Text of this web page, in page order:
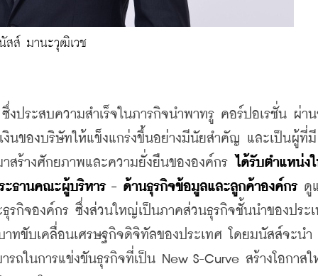
สส์ มานะวุฒิเวช
ประสบความสำเร็จในภารกิจนำพาทรู คอร์ปอเรชั่น ผ่าน
นของบริษัทให้แข็งแกร่งขึ้นอย่างมีนัยสำคัญ และเป็นผู้ที่มี
สร้างศักยภาพและความยั่งยืนขององค์กร
ได้รับตำแหน่ง
ะธานคณะผู้บริหาร - ด้านธุรกิจข้อมูลและลูกค้าองค์กร ดูแ
กิจองค์กร ซึ่งส่วนใหญ่เป็นภาคส่วนธุรกิจชั้นนำของประ
ทขับเคลื่อนเศรษฐกิจดิจิทัลของประเทศ โดยมนัสส์จะนำ
ถในการแข่งขันธุรกิจที่เป็น New S-Curve สร้างโอกาส